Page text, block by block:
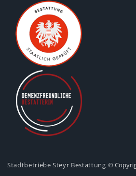
Stadtbetriebe Steyr Bestattung ©